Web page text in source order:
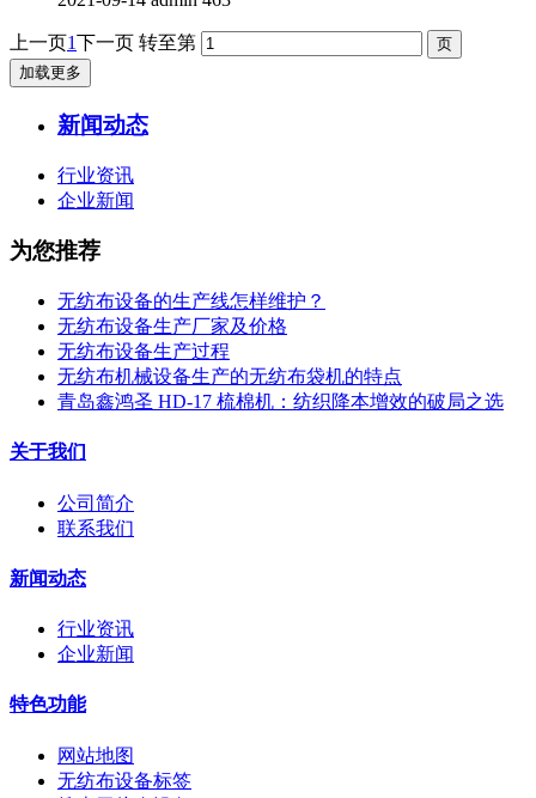
上一页1下一页 转至第
加载更多
新闻动态
行业资讯
企业新闻
为您推荐
无纺布设备的生产线怎样维护？
无纺布设备生产厂家及价格
无纺布设备生产过程
无纺布机械设备生产的无纺布袋机的特点
青岛鑫鸿圣 HD-17 梳棉机：纺织降本增效的破局之选
关于我们
公司简介
联系我们
新闻动态
行业资讯
企业新闻
特色功能
网站地图
无纺布设备标签